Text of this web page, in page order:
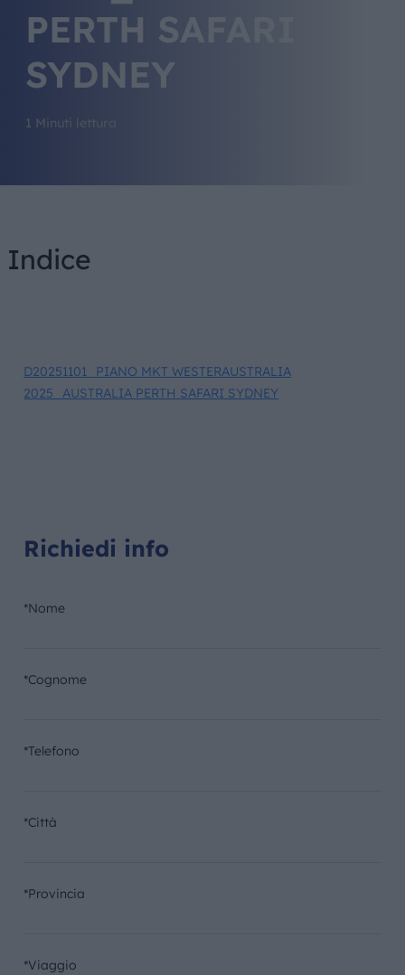
PERTH SAFARI
SYDNEY
1 Minuti lettura
Indice
D20251101_PIANO MKT WESTERAUSTRALIA
2025_AUSTRALIA PERTH SAFARI SYDNEY
Richiedi info
*Nome
*Cognome
*Telefono
*Città
*Provincia
*Viaggio